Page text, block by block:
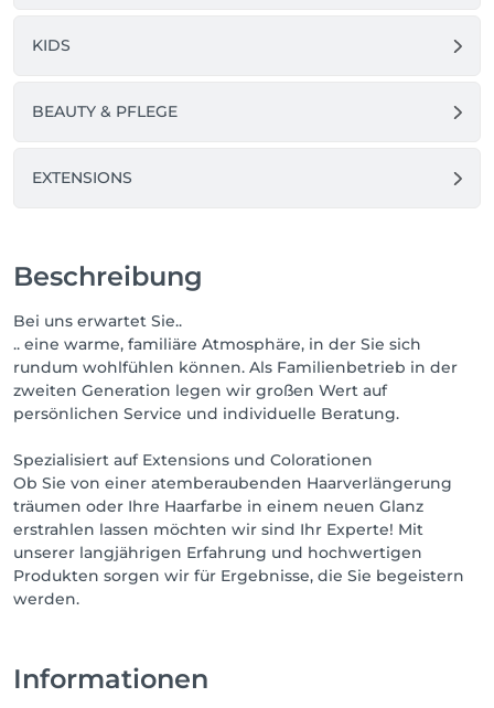
KIDS
BEAUTY & PFLEGE
EXTENSIONS
Beschreibung
Bei uns erwartet Sie..
.. eine warme, familiäre Atmosphäre, in der Sie sich
rundum wohlfühlen können. Als Familienbetrieb in der
zweiten Generation legen wir großen Wert auf
persönlichen Service und individuelle Beratung.
Spezialisiert auf Extensions und Colorationen
Ob Sie von einer atemberaubenden Haarverlängerung
träumen oder Ihre Haarfarbe in einem neuen Glanz
erstrahlen lassen möchten wir sind Ihr Experte! Mit
unserer langjährigen Erfahrung und hochwertigen
Produkten sorgen wir für Ergebnisse, die Sie begeistern
werden.
Informationen